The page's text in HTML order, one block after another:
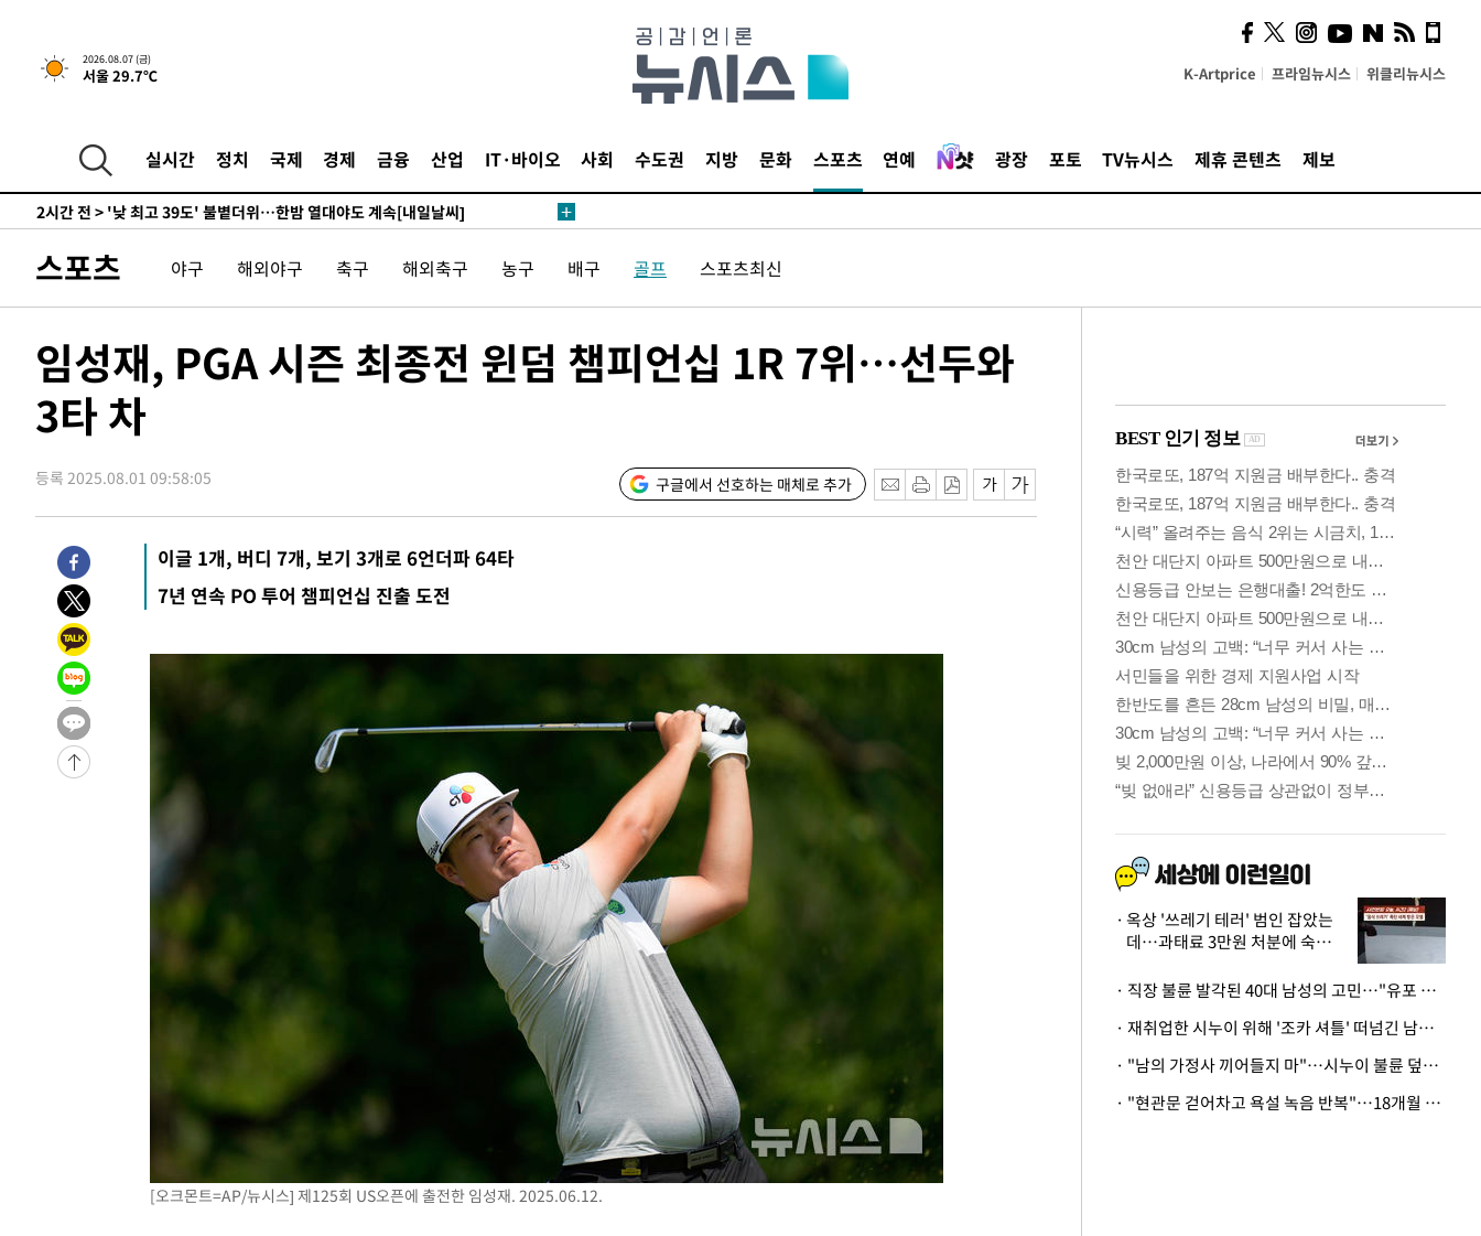
2026.08.07 (금)
서울 29.7℃ K-Artprice 프라임뉴시스 위클리뉴시스
실시간 정치 국제 경제 금융 산업 IT·바이오 사회 수도권 지방 문화 스포츠 연예 광장 포토 TV뉴시스 제휴 콘텐츠 제보
1시간 전 >[속보]합참 "北 발사체는 단거리탄도미사일…감시·경계태세 강화"
1시간 전 >日방위성, 北이 동해로 쏜 발사체는 탄도미사일 가능성
2시간 전 >[속보]합참 "북, 동해상으로 미상 발사체 발사"
'낮 최고 39도' 불볕더위…한밤 열대야도 계속[내일날씨]
2시간 전 > [속보]7~9일 프로야구 3연전도 폭염 취소…11일 재개
2시간 전 >'월드컵 탈락 후폭풍' 축구협회…초유의 압수수색에 '충격·당황'
2시간 전 >서울 낮 37.9도, 올여름 최고치 경신…영등포 순간 '40도'
3시간 전 >[속보]코스닥, 800p 회복…0.26% 오른 801.67 마감
3시간 전 >
[속보]코스피, 301.88포인트(4.58%) 내린 6296.38 마감
3시간 전 >
[속보]원·달러 환율, 0.7원 내린 1423.8원 마감
5시간 전 >손흥민, 5경기 연속골 실패…LAFC는 승부차기 끝 과달라하라 격파
7시간 전 >내일까지 39도 '펄펄'…기상청 "태풍 지나며 폭염 잠시 꺾인다"
-12325초 전 >
'월드컵 탈락 후폭풍' 축구협회…11시간 걸린 초유의 압수수색(종
-11761초 전 >
[속보] 뉴욕증시, 혼조 출발…나스닥 0.3%↓, 다우 0.14%↑
-10554초 전 >
축구협회, 15년 전 심판 성 접대 파문에 "현재는 내부 지침 준수"
-9239초 전 >
1시간 전 >
[속보]합참 "北 발사체는 단거리탄도미사일…감시·경계태세 강화"
1시간 전 >
1시간 전 >
[속보] SKT, 에이닷 서비스 장애 발생…"원인 파악 중"
2시간 전 >
[속보]합참 "북, 동해상으로 미상 발사체 발사"
'낮 최고 39도' 불볕더위…한밤 열대야도 계속[내일날씨]
[속보]7~9일 프로야구 3연전도 폭염 취소…11일 재개
"韓 외환시장 개입 관측 배경엔 美의 대한국 무역적자 있어"
'월드컵 탈락 후폭풍' 축구협회…초유의 압수수색에 '충격·당황'
서울 낮 37.9도, 올여름 최고치 경신…영등포 순간 '40도'
[속보]종합특검, 대검 추가 압수수색…내란 중요임무종사 혐의
[속보]코스닥, 800p 회복…0.26% 오른 801.67 마감
[속보]코스피, 301.88포인트(4.58%) 내린 6296.38 마감
"여기 떨어졌다"…다누리, 스페이스X 로켓 달 충돌 흔적 포착
손흥민, 5경기 연속골 실패…LAFC는 승부차기 끝 과달라하라 격파
내일까지 39도 '펄펄'…기상청 "태풍 지나며 폭염 잠시 꺾인다"
스포츠 야구 해외야구 축구 해외축구 농구 배구 골프 스포츠최신
임성재, PGA 시즌 최종전 윈덤 챔피언십 1R 7위…선두와
3타 차
등록 2025.08.01 09:58:05 구글에서 선호하는 매체로 추가
이글 1개, 버디 7개, 보기 3개로 6언더파 64타
7년 연속 PO 투어 챔피언십 진출 도전
[오크몬트=AP/뉴시스] 제125회 US오픈에 출전한 임성재. 2025.06.12.
의견, 국토부·LH에 충실히
전달할 것"
옥상 '쓰레기 테러' 범인 잡았는
데…과태료 3만원 처분에 숙박업
· 직장 불륜 발각된 40대 남성의 고민…"유포 동료 명예훼손·협박죄 고소 가능할까"
· 재취업한 시누이 위해 '조카 셔틀' 떠넘긴 남편…아내 "난 못한다"
· "남의 가정사 끼어들지 마"…시누이 불륜 덮으려는 남편에 억울한 아내
· "현관문 걷어차고 욕설 녹음 반복"…18개월 아기 키우는 집 뒤흔든 '앞집의 비극'